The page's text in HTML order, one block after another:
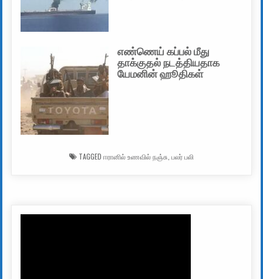
எண்ணெய் கப்பல் மீது
தாக்குதல் நடத்தியதாக
யேமனின் ஹூதிகள்
TAGGED ஈரானில் உணவில் நஞ்சு பலர் பலி